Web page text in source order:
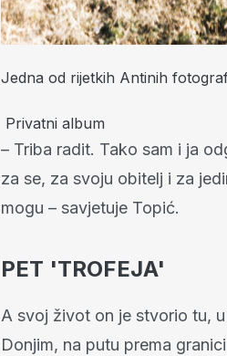
Jedna od rijetkih Antinih
Privatni album
– Triba radit. Tako sam i ja
za se, za svoju obitelj i za
mogu – savjetuje Topić.
PET 'TROFEJA'
A svoj život on je stvorio tu,
Donjim, na putu prema